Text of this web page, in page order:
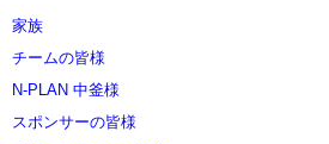
家族
チームの皆様
N-PLAN 中釜様
スポンサーの皆様